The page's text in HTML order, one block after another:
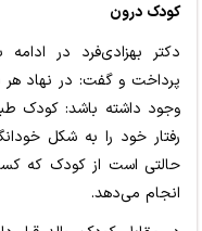
کودک درون
دکتر بهزادی‌فرد در
پرداخت و گفت: در نهاد
وجود داشته باشد: کودک
رفتار خود را به شکل
حالتی است از کودک که
انجام می‌دهد.